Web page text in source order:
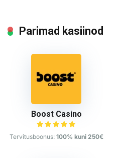
Parimad kasiinod
Boost Casino
Tervitusboonus: 100% kuni 250€